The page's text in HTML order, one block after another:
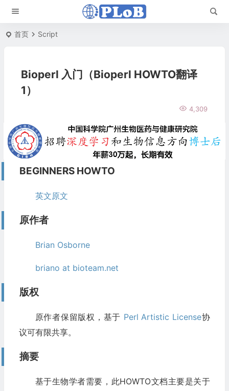
首页 Script
Bioperl 入门（Bioperl HOWTO翻译
1）
4,309
BEGINNERS HOWTO
英文原文
原作者
Brian Osborne
briano at bioteam.net
版权
原作者保留版权，基于 Perl Artistic License协
议可有限共享。
摘要
基于生物学者需要，此HOWTO文档主要是关于